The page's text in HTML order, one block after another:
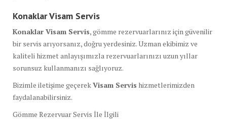
Konaklar Visam Servis
Konaklar Visam Servis, gömme rezervuarlarınız için güvenilir
bir servis arıyorsanız, doğru yerdesiniz. Uzman ekibimiz ve
kaliteli hizmet anlayışımızla rezervuarlarınızı uzun yıllar
sorunsuz kullanmanızı sağlıyoruz.
Bizimle iletişime geçerekVisam Servis hizmetlerimizden
faydalanabilirsiniz.
Gömme Rezervuar Servis İle İlgili